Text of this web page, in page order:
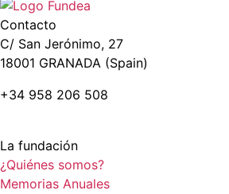
Contacto
C/ San Jerónimo, 27
18001 GRANADA (Spain)
+34 958 206 508
La fundación
¿Quiénes somos?
Memorias Anuales